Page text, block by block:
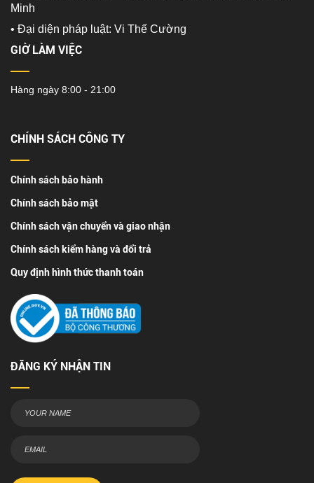
Minh
• Đại diện pháp luật: Vi Thế Cường
GIỜ LÀM VIỆC
Hàng ngày 8:00 - 21:00
CHÍNH SÁCH CÔNG TY
Chính sách bảo hành
Chính sách bảo mật
Chính sách vận chuyển và giao nhận
Chính sách kiểm hàng và đổi trả
Quy định hình thức thanh toán
ĐĂNG KÝ NHẬN TIN